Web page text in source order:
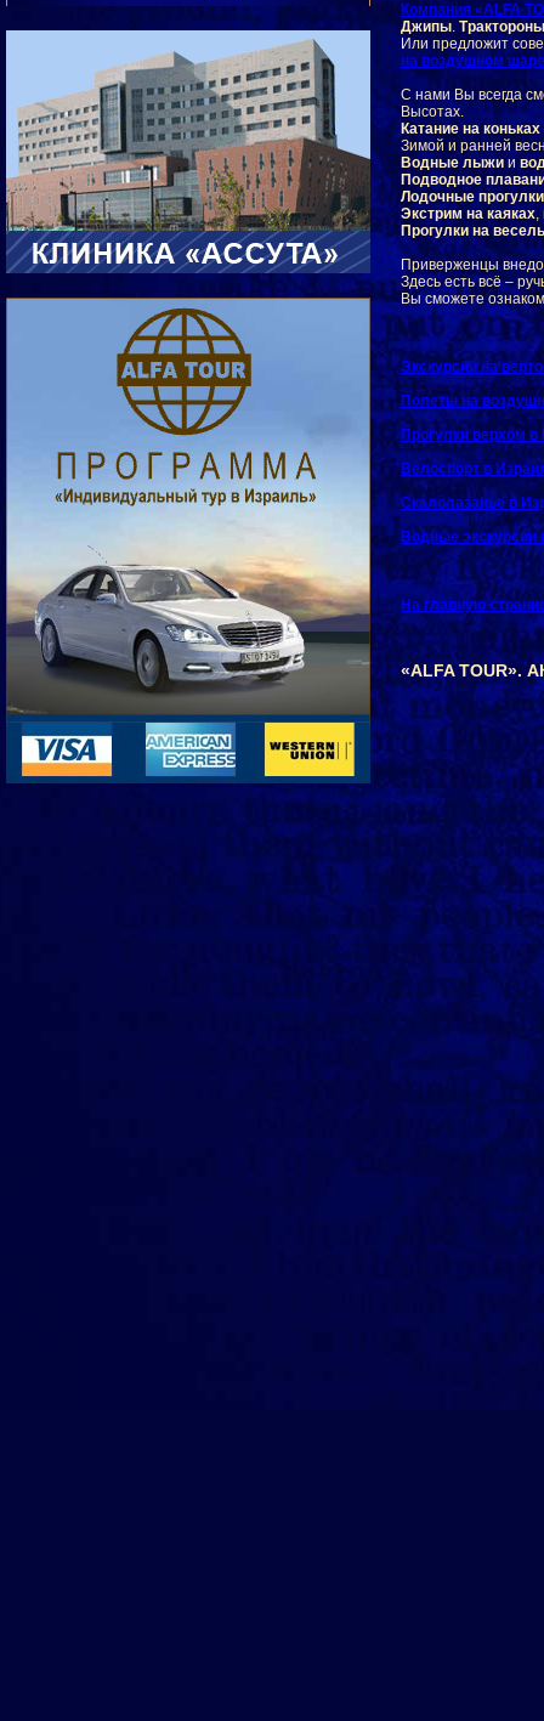
Компания «ALFA
Джипы. Трактороны
Или предложит
на воздушном шаре
С нами Вы всегда
Высотах.
Катание на коньках
Зимой и ранней
Водные лыжи и
Подводное
Лодочные прогулки
Экстрим на каяках,
Прогулки на
Приверженцы
Здесь есть всё –
Вы сможете
Экскурсии на
Полеты на
Прогулки верхом в
Велоспорт в
Скалолазанье в
Водные экскурсии
На главную
«ALFA TOUR».